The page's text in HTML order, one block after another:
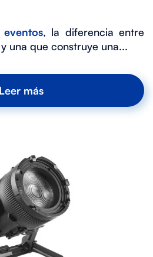
, la diferencia entre
una que construye una...
Leer más